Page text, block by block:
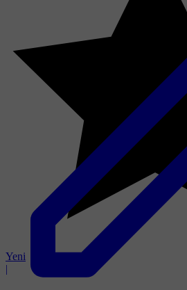
Yeni
|